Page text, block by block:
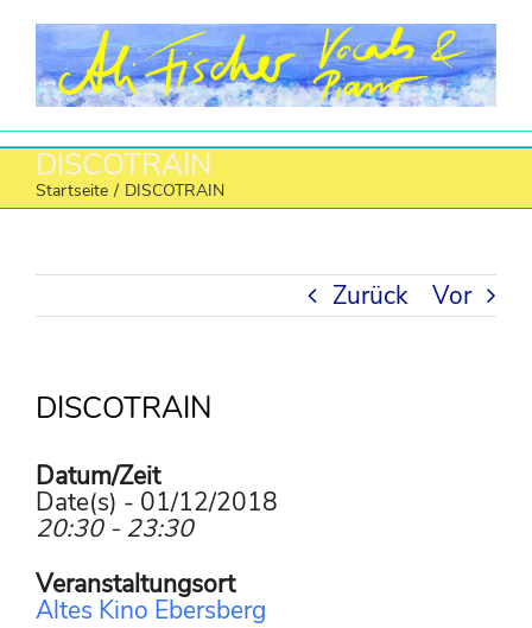
Inhalt
springen
DISCOTRAIN
Startseite / DISCOTRAIN
Zurück Vor
DISCOTRAIN
Datum/Zeit
Date(s) - 01/12/2018
20:30 - 23:30
Veranstaltungsort
Altes Kino Ebersberg